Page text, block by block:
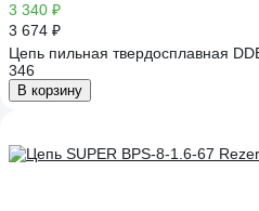
3 340 ₽
3 674 ₽
Цепь пильная твердосплавная
346
В корзину